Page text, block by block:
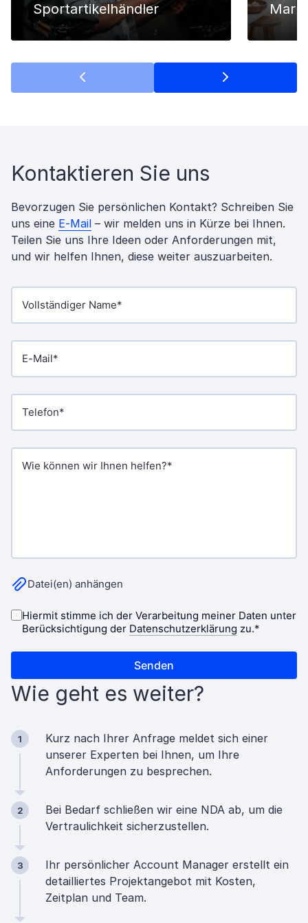
Sportartikelhändler
Kontaktieren Sie uns
Bevorzugen Sie persönlichen Kontakt? Schreiben Sie
uns eine E-Mail – wir melden uns in Kürze bei Ihnen.
Teilen Sie uns Ihre Ideen oder Anforderungen mit,
und wir helfen Ihnen, diese weiter auszuarbeiten.
Wie geht es weiter?
1
Kurz nach Ihrer Anfrage meldet sich einer
unserer Experten bei Ihnen, um Ihre
Anforderungen zu besprechen.
2
Bei Bedarf schließen wir eine NDA ab, um die
Vertraulichkeit sicherzustellen.
3
Ihr persönlicher Account Manager erstellt ein
detailliertes Projektangebot mit Kosten,
Zeitplan und Team.